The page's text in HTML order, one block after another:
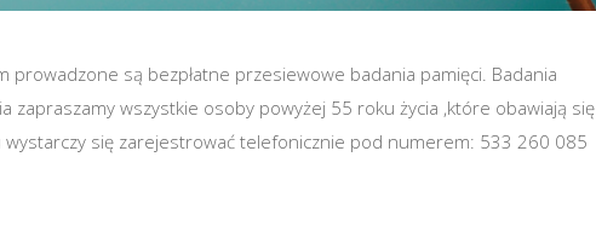
prowadzone są bezpłatne przesiewowe badania pamięci. Badania
zapraszamy wszystkie osoby powyżej 55 roku życia ,które obawiają się
wystarczy się zarejestrować telefonicznie pod numerem: 533 260 085